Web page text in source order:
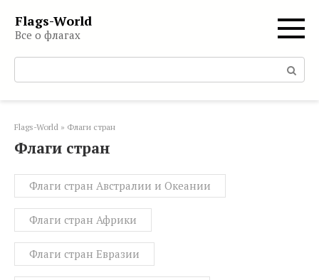
контенту
Flags-World
Все о флагах
Поиск:
Flags-World » Флаги стран
Флаги стран
Флаги стран Австралии и Океании
Флаги стран Африки
Флаги стран Евразии